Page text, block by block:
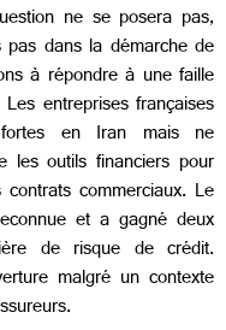
ne se posera pas,
dans la démarche de
à répondre à une faille
entreprises françaises
fortes en Iran mais ne
les outils financiers pour
commerciaux. Le
et a gagné deux
de risque de crédit.
malgré un contexte